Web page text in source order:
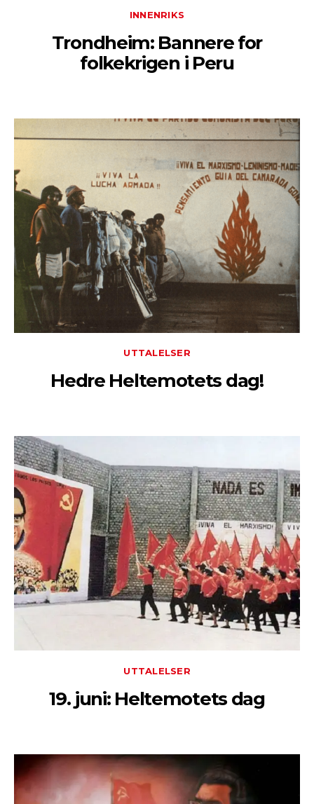
INNENRIKS
Trondheim: Bannere for
folkekrigen i Peru
UTTALELSER
Hedre Heltemotets dag!
UTTALELSER
19. juni: Heltemotets dag